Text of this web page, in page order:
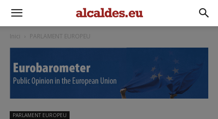
Inici PARLAMENT EUROPEU
PARLAMENT EUROPEU